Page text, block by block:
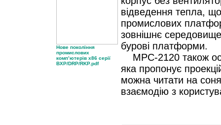
Нове покоління
промислових
комп’ютерів x86 серії
BXP/DRP/RKP.pdf
відведення тепла,
промислових
зовнішнє
бурові платформи.
MPC-2120 також
яка пропонує
можна читати на
взаємодію з